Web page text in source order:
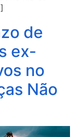
de
ex-
no
Não